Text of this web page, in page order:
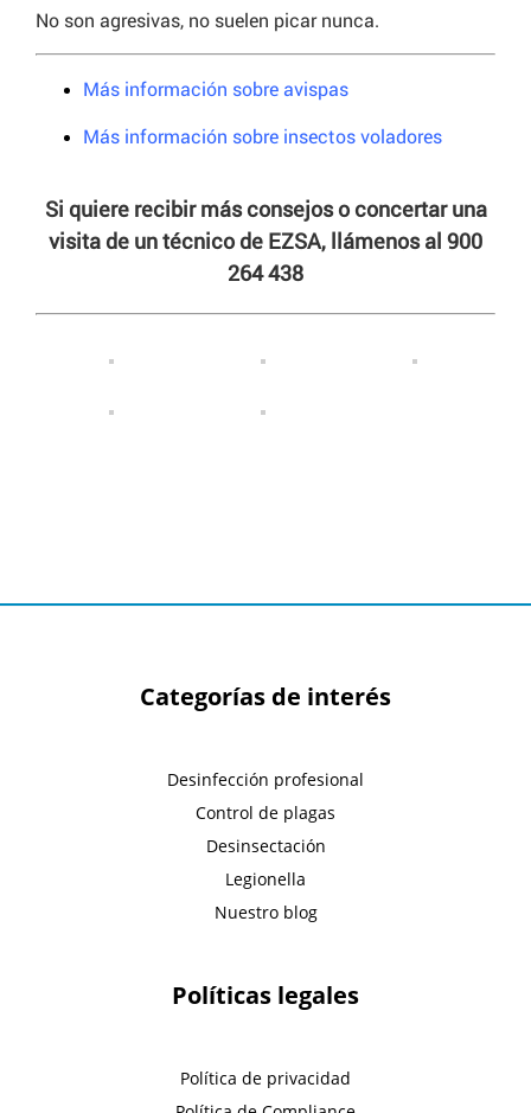
No son agresivas, no suelen picar nunca.
Más información sobre avispas
Más información sobre insectos voladores
Si quiere recibir más consejos o concertar una
visita de un técnico de EZSA, llámenos al 900
264 438
Categorías de interés
Desinfección profesional
Control de plagas
Desinsectación
Legionella
Nuestro blog
Políticas legales
Política de privacidad